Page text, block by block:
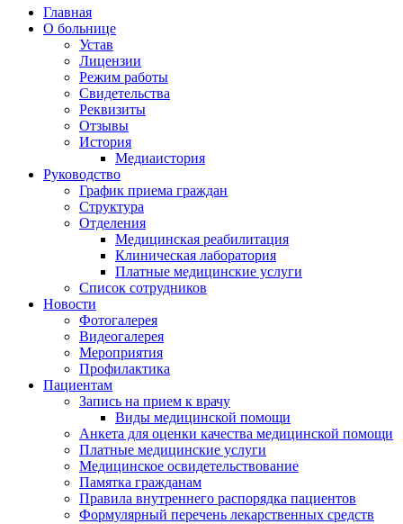
Главная
О больнице
Устав
Лицензии
Режим работы
Свидетельства
Реквизиты
Отзывы
История
Медиаистория
Руководство
График приема граждан
Структура
Отделения
Медицинская реабилитация
Клиническая лаборатория
Платные медицинские услуги
Список сотрудников
Новости
Фотогалерея
Видеогалерея
Мероприятия
Профилактика
Пациентам
Запись на прием к врачу
Виды медицинской помощи
Анкета для оценки качества медицинской помощи
Платные медицинские услуги
Медицинское освидетельствование
Памятка гражданам
Правила внутреннего распорядка пациентов
Формулярный перечень лекарственных средств